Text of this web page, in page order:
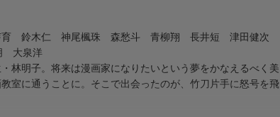
育 鈴木仁 神尾楓珠 森愁斗 青柳翔 長井短 津田健次
大泉洋
林明子。将来は漫画家になりたいという夢をかなえるべく美
室に通うことに。そこで出会ったのが、竹刀片手に怒号を飛